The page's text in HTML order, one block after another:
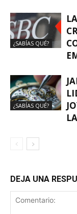
¿SABÍAS QUÉ?
¿SABÍAS QUÉ?
DEJA UNA